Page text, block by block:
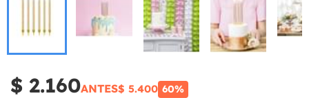
$ 2.160ANTES$ 5.400 60%